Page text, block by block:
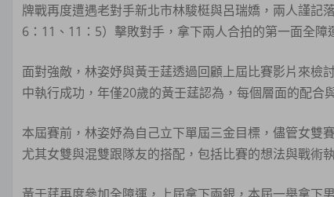
牌戰再度遭遇老對手新北市林駿梃與呂瑞嬌，兩人謹記
6：11、11：5）擊敗對手，拿下兩人合拍的第一面全障
面對強敵，林姿妤與黃壬莛透過回顧上屆比賽影片來檢
中執行成功，年僅20歲的黃壬莛認為，每個層面的配合
本屆賽前，林姿妤為自己立下單屆三金目標，儘管女雙
尤其女雙與混雙跟隊友的搭配，包括比賽的想法與戰術
黃壬莛再度參加全障運，上屆拿下兩銀，本屆一舉拿下